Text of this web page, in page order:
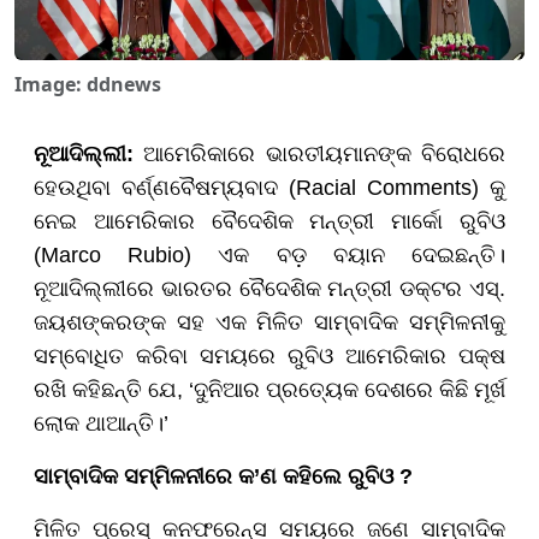
Image: ddnews
ନୂଆଦିଲ୍ଲୀ:ଆମେରିକାରେ ଭାରତୀୟମାନଙ୍କ ବିରୋଧରେ
ହେଉଥିବା ବର୍ଣ୍ଣବୈଷମ୍ୟବାଦ (Racial Comments) କୁ
ନେଇ ଆମେରିକାର ବୈଦେଶିକ ମନ୍ତ୍ରୀ ମାର୍କୋ ରୁବିଓ
(Marco Rubio) ଏକ ବଡ଼ ବୟାନ ଦେଇଛନ୍ତି।
ନୂଆଦିଲ୍ଲୀରେ ଭାରତର ବୈଦେଶିକ ମନ୍ତ୍ରୀ ଡକ୍ଟର ଏସ୍.
ଜୟଶଙ୍କରଙ୍କ ସହ ଏକ ମିଳିତ ସାମ୍ବାଦିକ ସମ୍ମିଳନୀକୁ
ସମ୍ବୋଧିତ କରିବା ସମୟରେ ରୁବିଓ ଆମେରିକାର ପକ୍ଷ
ରଖି କହିଛନ୍ତି ଯେ, ‘ଦୁନିଆର ପ୍ରତ୍ୟେକ ଦେଶରେ କିଛି ମୂର୍ଖ
ଲୋକ ଥାଆନ୍ତି।’
ସାମ୍ବାଦିକ ସମ୍ମିଳନୀରେ କ’ଣ କହିଲେ ରୁବିଓ ?
ମିଳିତ ପ୍ରେସ୍ କନଫରେନ୍ସ ସମୟରେ ଜଣେ ସାମ୍ବାଦିକ